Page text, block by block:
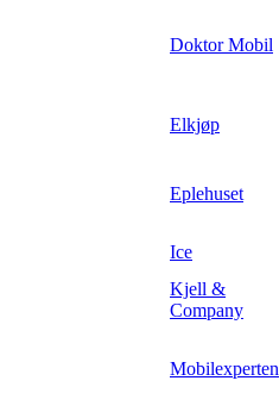
Doktor Mobil
Elkjøp
Eplehuset
Ice
Kjell &
Company
Mobilexperten